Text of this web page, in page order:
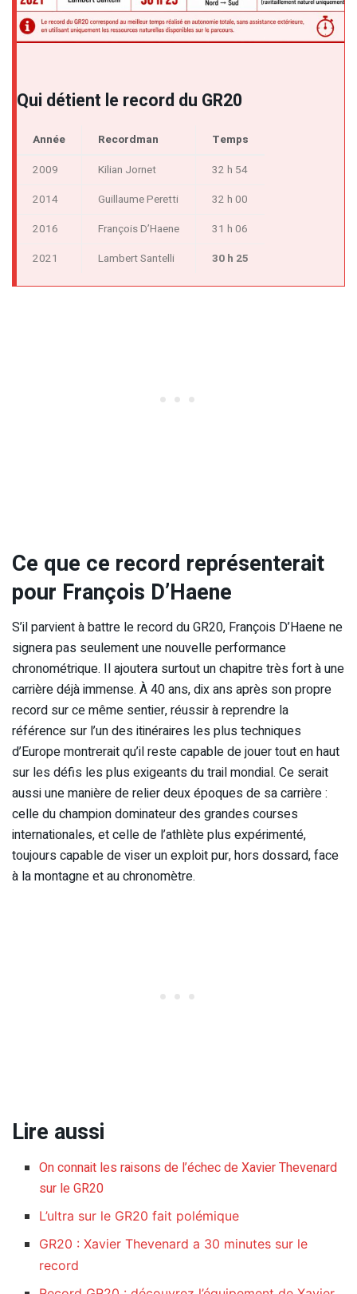
Qui détient le record du GR20
Année Recordman
Temps
2009
Kilian Jornet
32 h 54
2014
Guillaume Peretti
32 h 00
2016
François D’Haene
31 h 06
2021
Lambert Santelli 30 h 25
Ce que ce record représenterait
pour François D’Haene
S’il parvient à battre le record du GR20, François D’Haene ne
signera pas seulement une nouvelle performance
chronométrique. Il ajoutera surtout un chapitre très fort à une
carrière déjà immense. À 40 ans, dix ans après son propre
record sur ce même sentier, réussir à reprendre la
référence sur l’un des itinéraires les plus techniques
d’Europe montrerait qu’il reste capable de jouer tout en haut
sur les défis les plus exigeants du trail mondial. Ce serait
aussi une manière de relier deux époques de sa carrière :
celle du champion dominateur des grandes courses
internationales, et celle de l’athlète plus expérimenté,
toujours capable de viser un exploit pur, hors dossard, face
à la montagne et au chronomètre.
Lire aussi
On connait les raisons de l’échec de Xavier Thevenard
sur le GR20
L’ultra sur le GR20 fait polémique
GR20 : Xavier Thevenard a 30 minutes sur le
record